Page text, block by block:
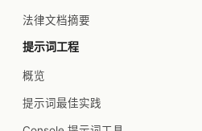
法律文档摘要
提示词工程
概览
提示词最佳实践